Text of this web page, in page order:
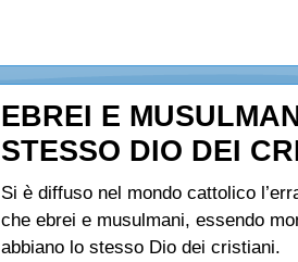
EBREI E
STESSO DIO DEI
Si è diffuso nel mondo cattolico
che ebrei e musulmani, essendo
abbiano lo stesso Dio dei cristiani.